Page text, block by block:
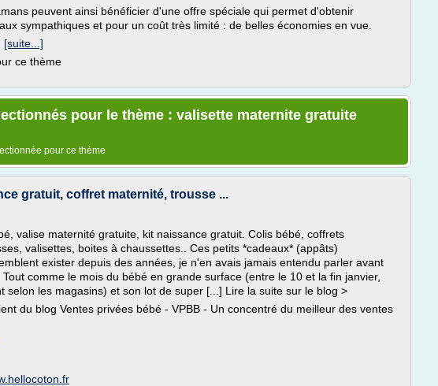
peuvent ainsi bénéficier d'une offre spéciale qui permet d'obtenir
sympathiques et pour un coût très limité : de belles économies en vue.
[suite...]
ce thème
pour le thème : valisette maternite gratuite
pour ce thème
gratuit, coffret maternité, trousse ...
valise maternité gratuite, kit naissance gratuit. Colis bébé, coffrets
valisettes, boites à chaussettes.. Ces petits *cadeaux* (appâts)
exister depuis des années, je n'en avais jamais entendu parler avant
comme le mois du bébé en grande surface (entre le 10 et la fin janvier,
selon les magasins) et son lot de super [...] Lire la suite sur le blog >
du blog Ventes privées bébé - VPBB - Un concentré du meilleur des ventes